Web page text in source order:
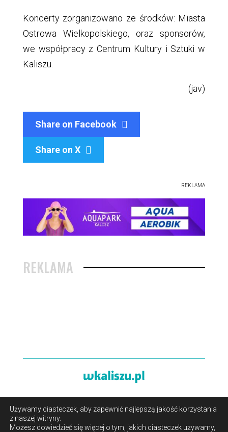
Koncerty zorganizowano ze środków: Miasta
Ostrowa Wielkopolskiego, oraz sponsorów,
we współpracy z Centrum Kultury i Sztuki w
Kaliszu.
(jav)
Share on Facebook
Share on X 
REKLAMA
REKLAMA
O portalu/Reklama/ Polityka prywatności i pliki cookies
/Kontakt
Używamy ciasteczek, aby zapewnić najlepszą jakość korzystania
z naszej witryny.
Możesz dowiedzieć się więcej o tym, jakich ciasteczek używamy,